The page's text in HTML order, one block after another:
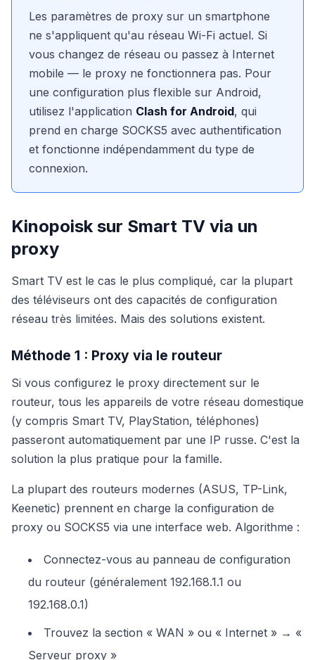
Les paramètres de proxy sur un smartphone
ne s'appliquent qu'au réseau Wi-Fi actuel. Si
vous changez de réseau ou passez à Internet
mobile — le proxy ne fonctionnera pas. Pour
une configuration plus flexible sur Android,
utilisez l'application Clash for Android, qui
prend en charge SOCKS5 avec authentification
et fonctionne indépendamment du type de
connexion.
Kinopoisk sur Smart TV via un
proxy
Smart TV est le cas le plus compliqué, car la plupart
des téléviseurs ont des capacités de configuration
réseau très limitées. Mais des solutions existent.
Méthode 1 : Proxy via le routeur
Si vous configurez le proxy directement sur le
routeur, tous les appareils de votre réseau domestique
(y compris Smart TV, PlayStation, téléphones)
passeront automatiquement par une IP russe. C'est la
solution la plus pratique pour la famille.
La plupart des routeurs modernes (ASUS, TP-Link,
Keenetic) prennent en charge la configuration de
proxy ou SOCKS5 via une interface web. Algorithme :
Connectez-vous au panneau de configuration
du routeur (généralement 192.168.1.1 ou
192.168.0.1)
Trouvez la section « WAN » ou « Internet » → «
Serveur proxy »